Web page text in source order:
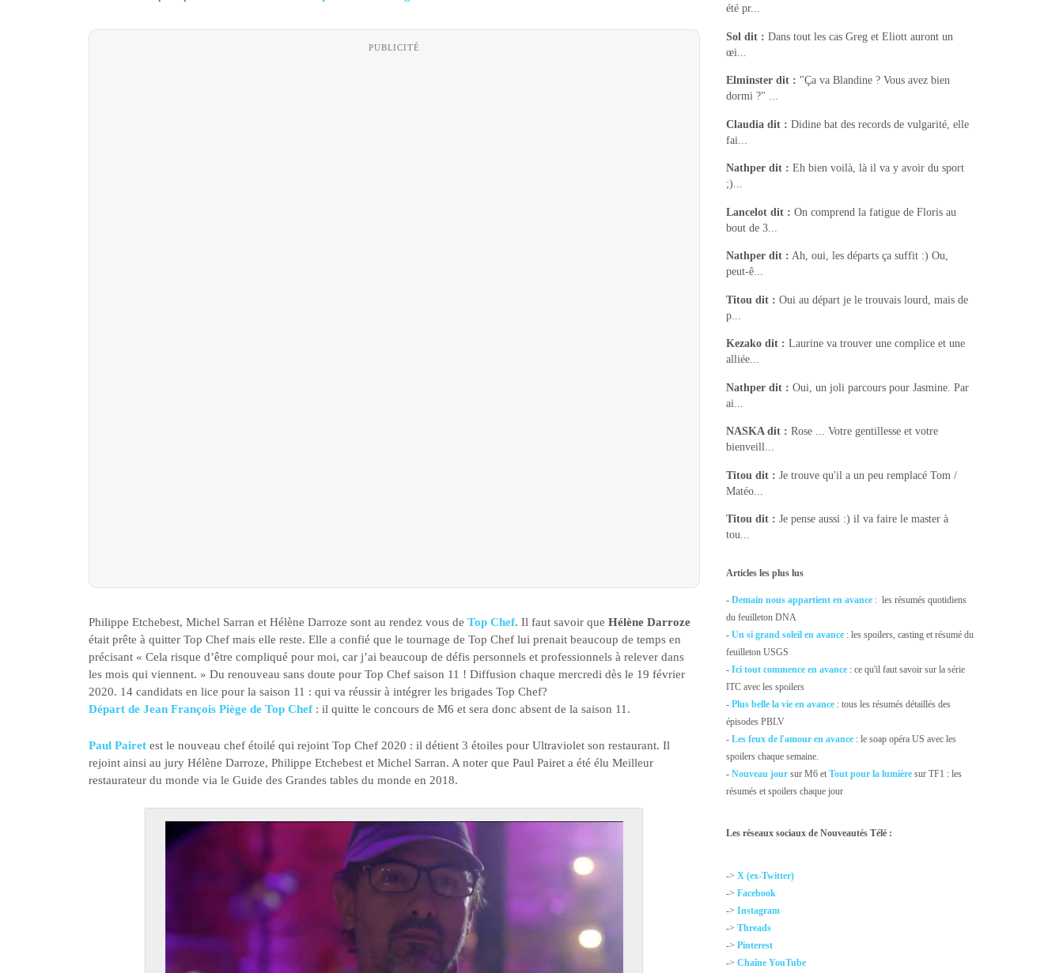
PUBLICITÉ
Philippe Etchebest, Michel Sarran et Hélène Darroze sont au rendez vous de Top Chef. Il faut savoir que Hélène Darroze
était prête à quitter Top Chef mais elle reste. Elle a confié que le tournage de Top Chef lui prenait beaucoup de temps en
précisant « Cela risque d’être compliqué pour moi, car j’ai beaucoup de défis personnels et professionnels à relever dans
les mois qui viennent. » Du renouveau sans doute pour Top Chef saison 11 ! Diffusion chaque mercredi dès le 19 février
2020. 14 candidats en lice pour la saison 11 : qui va réussir à intégrer les brigades Top Chef?
Départ de Jean François Piège de Top Chef: il quitte le concours de M6 et sera donc absent de la saison 11.
Paul Pairet est le nouveau chef étoilé qui rejoint Top Chef 2020 : il détient 3 étoiles pour Ultraviolet son restaurant. Il
rejoint ainsi au jury Hélène Darroze, Philippe Etchebest et Michel Sarran. A noter que Paul Pairet a été élu Meilleur
restaurateur du monde via le Guide des Grandes tables du monde en 2018.
été pr...
Sol dit : Dans tout les cas Greg et Eliott auront un
œi...
Elminster dit : "Ça va Blandine ? Vous avez bien
dormi ?" ...
Claudia dit : Didine bat des records de vulgarité, elle
fai...
Nathper dit : Eh bien voilà, là il va y avoir du sport
;)...
Lancelot dit : On comprend la fatigue de Floris au
bout de 3...
Nathper dit : Ah, oui, les départs ça suffit :) Ou,
peut-ê...
Titou dit : Oui au départ je le trouvais lourd, mais de
p...
Kezako dit : Laurine va trouver une complice et une
alliée...
Nathper dit : Oui, un joli parcours pour Jasmine. Par
ai...
NASKAdit : Rose ... Votre gentillesse et votre
bienveill...
Titou dit : Je trouve qu'il a un peu remplacé Tom /
Matéo...
Titou dit : Je pense aussi :) il va faire le master à
tou...
Articles les plus lus
-Demain nous appartient en avance : les résumés quotidiens
du feuilleton DNA
-Un si grand soleil en avance : les spoilers, casting et résumé du
feuilleton USGS
-Ici tout commence en avance : ce qu'il faut savoir sur la série
ITC avec les spoilers
- Plus belle la vie en avance : tous les résumés détaillés des
épisodes PBLV
-Les feux de l'amour en avance : le soap opéra US avec les
spoilers chaque semaine.
-Nouveau jour sur M6 etTout pour la lumière sur TF1 : les
résumés et spoilers chaque jour
Les réseaux sociaux de Nouveautés Télé :
->X (ex-Twitter)
->Facebook
->Instagram
->Threads
->Pinterest
->Chaîne YouTube